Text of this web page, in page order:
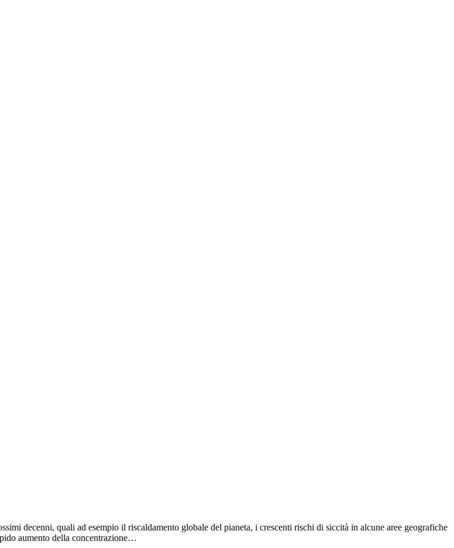
decenni, quali ad esempio il riscaldamento globale del pianeta, i crescenti rischi di siccità in alcune aree geografiche
aumento della concentrazione…